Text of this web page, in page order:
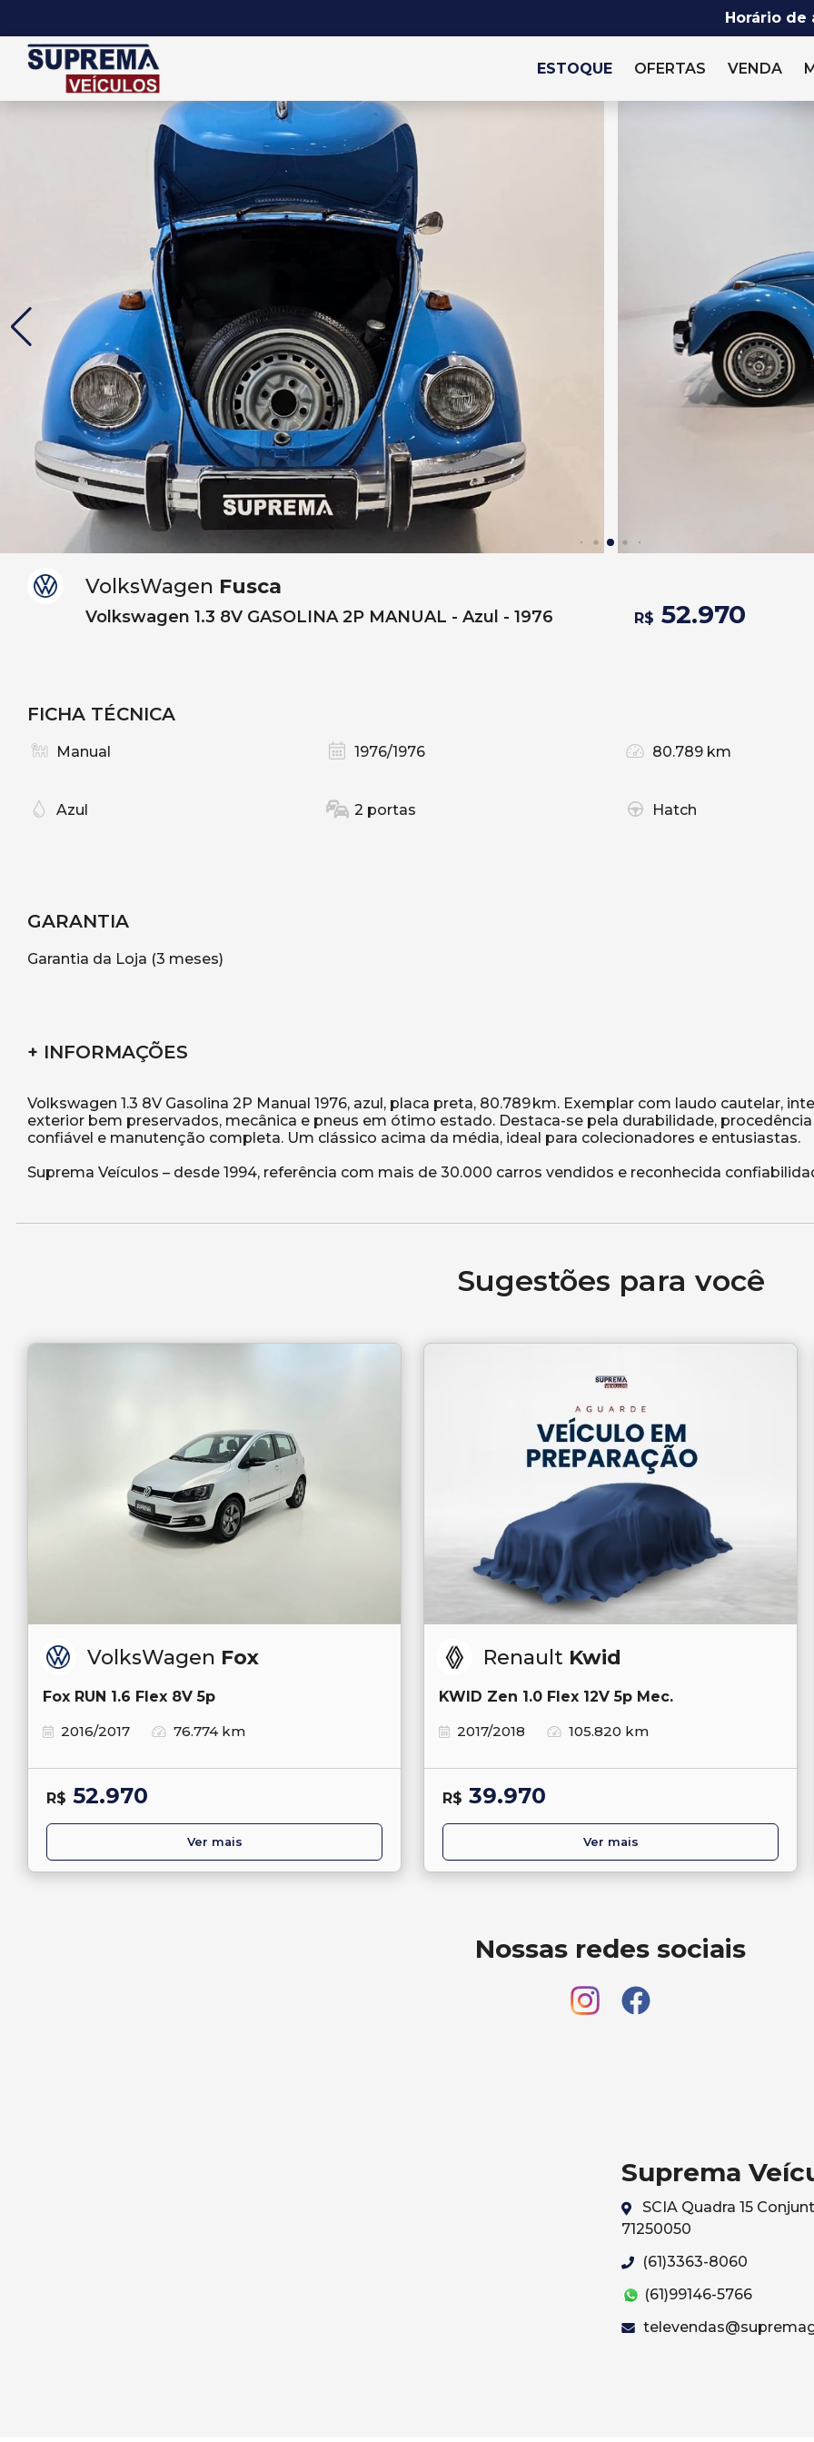
Horário de
ESTOQUE OFERTAS VENDA
VolksWagen Fusca
Volkswagen 1.3 8V GASOLINA 2P MANUAL - Azul - 1976 R$ 52.970
FICHA TÉCNICA
Manual 1976/1976 80.789 km
Azul 2 portas Hatch
GARANTIA
Garantia da Loja (3 meses)
+ INFORMAÇÕES
Volkswagen 1.3 8V Gasolina 2P Manual 1976, azul, placa preta, 80.789 km. Exemplar com laudo cautelar,
exterior bem preservados, mecânica e pneus em ótimo estado. Destaca-se pela durabilidade, procedência
confiável e manutenção completa. Um clássico acima da média, ideal para colecionadores e entusiastas.
Sugestões para você
VolksWagen Fox
Fox RUN 1.6 Flex 8V 5p
2016/2017
76.774 km
R$ 52.970
Ver mais
Renault Kwid
KWID Zen 1.0 Flex 12V 5p Mec.
2017/2018
105.820 km
R$ 39.970
Ver mais
Nossas redes sociais
Suprema
SCIA Quadra 15
71250050
(61)3363-8060
(61)99146-5766